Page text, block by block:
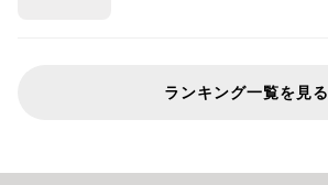
ランキング一覧を見る